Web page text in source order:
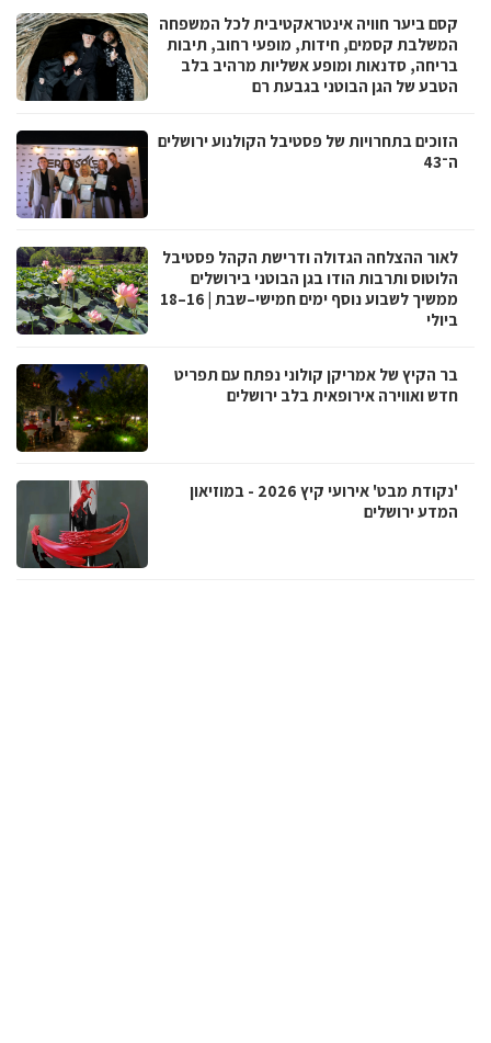
קסם ביער חוויה אינטראקטיבית לכל המשפחה
המשלבת קסמים, חידות, מופעי רחוב, תיבות
בריחה, סדנאות ומופע אשליות מרהיב בלב
הטבע של הגן הבוטני בגבעת רם
הזוכים בתחרויות של פסטיבל הקולנוע ירושלים
ה־43
לאור ההצלחה הגדולה ודרישת הקהל פסטיבל
הלוטוס ותרבות הודו בגן הבוטני בירושלים
ממשיך לשבוע נוסף ימים חמישי–שבת | 16–18
ביולי
בר הקיץ של אמריקן קולוני נפתח עם תפריט
חדש ואווירה אירופאית בלב ירושלים
'נקודת מבט' אירועי קיץ 2026 - במוזיאון
המדע ירושלים